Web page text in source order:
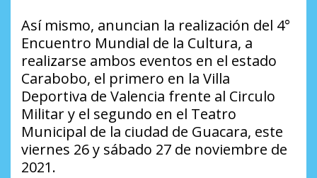
Así mismo, anuncian la realización del 4°
Encuentro Mundial de la Cultura, a
realizarse ambos eventos en el estado
Carabobo, el primero en la Villa
Deportiva de Valencia frente al Circulo
Militar y el segundo en el Teatro
Municipal de la ciudad de Guacara, este
viernes 26 y sábado 27 de noviembre de
2021.